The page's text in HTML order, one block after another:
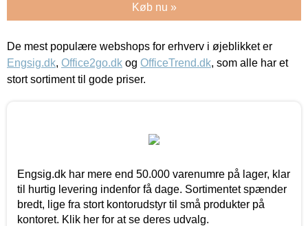
Køb nu »
De mest populære webshops for erhverv i øjeblikket er
Engsig.dk, Office2go.dk og OfficeTrend.dk, som alle har et
stort sortiment til gode priser.
Engsig.dk har mere end 50.000 varenumre på lager, klar
til hurtig levering indenfor få dage. Sortimentet spænder
bredt, lige fra stort kontorudstyr til små produkter på
kontoret. Klik her for at se deres udvalg.